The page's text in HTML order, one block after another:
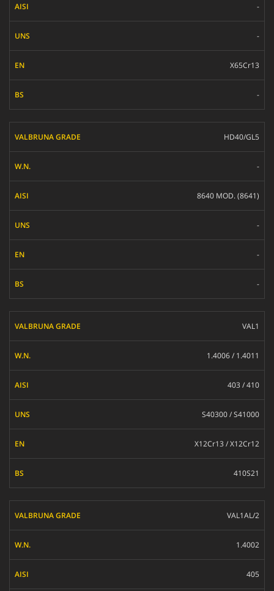
-
-
X65Cr13
-
HD40/GL5
-
8640 MOD. (8641)
-
-
-
VAL1
1.4006 / 1.4011
403 / 410
S40300 / S41000
X12Cr13 / X12Cr12
410S21
VAL1AL/2
1.4002
405